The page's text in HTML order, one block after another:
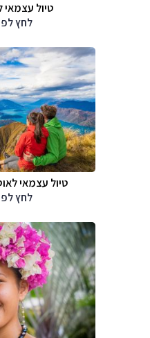
טיול
לחץ
טיול עצמאי
לחץ